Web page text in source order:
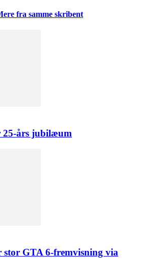
fra samme skribent
25-års jubilæum
stor GTA 6-fremvisning via